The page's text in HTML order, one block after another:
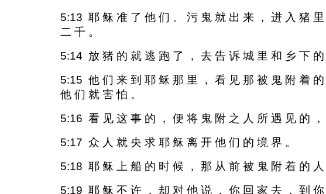
5:13 耶 稣 准 了 他 们 。 污 鬼 就 出 来 ， 进 入 猪
二 千 。
5:14 放 猪 的 就 逃 跑 了 ， 去 告 诉 城 里 和 乡 下 的
5:15 他 们 来 到 耶 稣 那 里 ， 看 见 那 被 鬼 附 着
他 们 就 害 怕 。
5:16 看 见 这 事 的 ， 便 将 鬼 附 之 人 所 遇 见 的
5:17 众 人 就 央 求 耶 稣 离 开 他 们 的 境 界 。
5:18 耶 稣 上 船 的 时 候 ， 那 从 前 被 鬼 附 着 的 人
5:19 耶 稣 不 许 ， 却 对 他 说 ， 你 回 家 去 ， 到